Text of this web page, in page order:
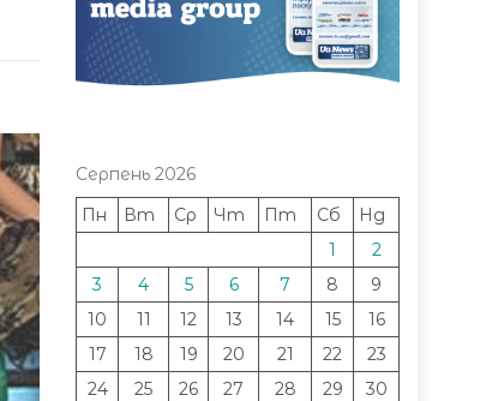
Серпень 2026
Пн
Вт Ср Чт Пт Сб
Нд
1
2
3
4 5 6 7 8
9
10
11 12 13 14 15
16
17
18 19 20 21 22
23
24
25 26 27 28 29
30